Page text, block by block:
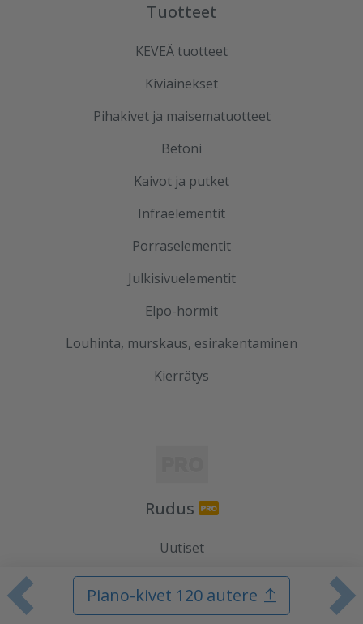
Piano-kivet 120 autere
Tuotteet
KEVEÄ tuotteet
Kiviainekset
Pihakivet ja maisematuotteet
Betoni
Kaivot ja putket
Infraelementit
Porraselementit
Julkisivuelementit
Elpo-hormit
Louhinta, murskaus, esirakentaminen
Kierrätys
Rudus
Uutiset
Referenssit
Tilaa uutiskirje